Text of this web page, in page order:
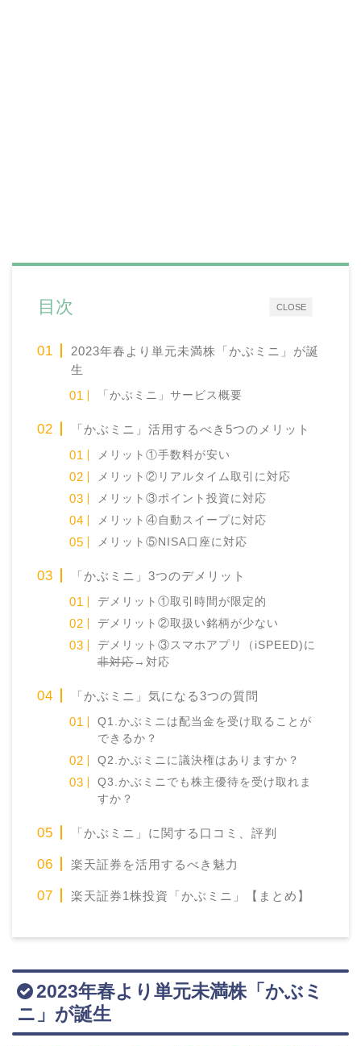
CLOSE
目次
2023年春より単元未満株「かぶミニ」が誕
生
「かぶミニ」サービス概要
「かぶミニ」活用するべき5つのメリット
メリット①手数料が安い
メリット②リアルタイム取引に対応
メリット③ポイント投資に対応
メリット④自動スイープに対応
メリット⑤NISA口座に対応
「かぶミニ」3つのデメリット
デメリット①取引時間が限定的
デメリット②取扱い銘柄が少ない
デメリット③スマホアプリ（iSPEED)に
非対応→対応
「かぶミニ」気になる3つの質問
Q1.かぶミニは配当金を受け取ることが
できるか？
Q2.かぶミニに議決権はありますか？
Q3.かぶミニでも株主優待を受け取れま
すか？
「かぶミニ」に関する口コミ、評判
楽天証券を活用するべき魅力
楽天証券1株投資「かぶミニ」【まとめ】
2023年春より単元未満株「かぶミ
ニ」が誕生